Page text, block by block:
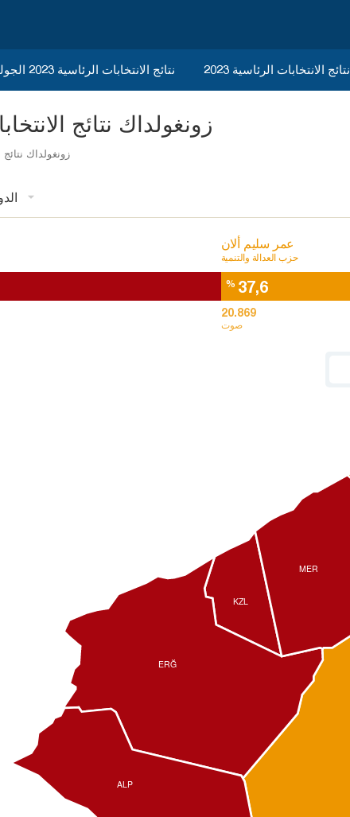
نتائج الانتخابات الرئاسية 2023 الجولة الثانية نتائج الانتخابات الرئاسية 2023
زونغولداك نتائج الانتخابات
زونغولداك نتائج
عمر سليم ألان
حزب العدالة والتنمية
% 37,6
20.869
صوت
KZL
ERĞ
MER
ALP